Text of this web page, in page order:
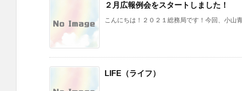
２月広報例会をスタートしました！
こんにちは！２０２１総務局です！今回、小山
LIFE（ライフ）